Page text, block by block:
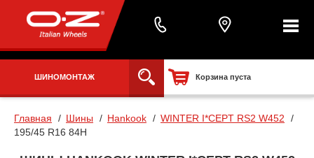
ШИНОМОНТАЖ Корзина пуста
Главная Шины Hankook
WINTER I*CEPT RS2 W452
195/45 R16 84H